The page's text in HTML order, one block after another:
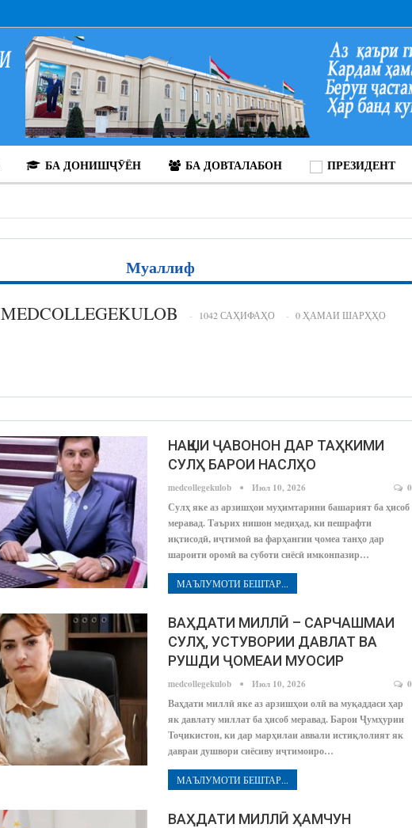
БА ДОНИШҶӮЁН БА ДОВТАЛАБОН ПРЕЗИДЕНТ
Муаллиф
MEDCOLLEGEKULOB
1042 САҲИФАҲО 0 ҲАМАИ ШАРҲҲО
НАҚШИ ҶАВОНОН ДАР ТАҲКИМИ
СУЛҲ БАРОИ НАСЛҲО
medcollegekulob Июл 10, 2026 0
Сулҳ яке аз арзишҳои муҳимтарини башарият ба ҳисоб
меравад. Таърих нишон медиҳад, ки пешрафти
иқтисодӣ, иҷтимоӣ ва фарҳангии ҷомеа танҳо дар
шароити оромӣ ва суботи сиёсӣ имконпазир…
МАЪЛУМОТИ БЕШТАР...
ВАҲДАТИ МИЛЛӢ – САРЧАШМАИ
СУЛҲ, УСТУВОРИИ ДАВЛАТ ВА
РУШДИ ҶОМЕАИ МУОСИР
medcollegekulob Июл 10, 2026 0
Ваҳдати миллӣ яке аз арзишҳои олӣ ва муқаддаси ҳар
як давлату миллат ба ҳисоб меравад. Барои Ҷумҳурии
Тоҷикистон, ки дар марҳилаи аввали истиқлолият як
давраи душвори сиёсиву иҷтимоиро…
МАЪЛУМОТИ БЕШТАР...
ВАҲДАТИ МИЛЛӢ ҲАМЧУН